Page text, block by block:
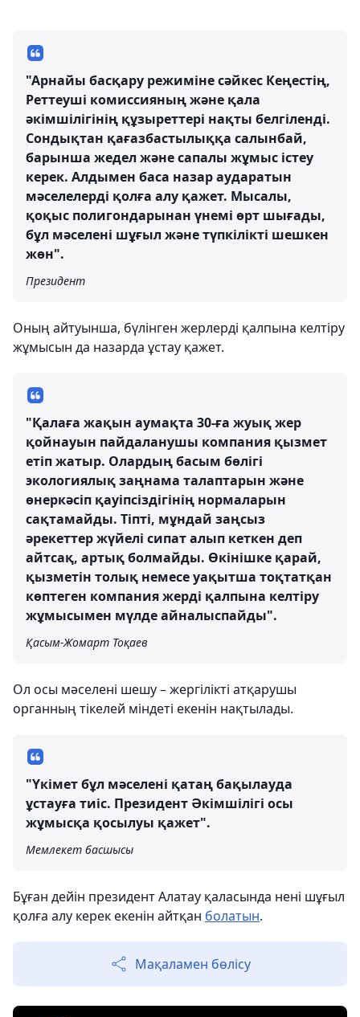
"Арнайы басқару режиміне сәйкес Кеңестің,
Реттеуші комиссияның және қала
әкімшілігінің құзыреттері нақты белгіленді.
Сондықтан қағазбастылыққа салынбай,
барынша жедел және сапалы жұмыс істеу
керек. Алдымен баса назар аударатын
мәселелерді қолға алу қажет. Мысалы,
қоқыс полигондарынан үнемі өрт шығады,
бұл мәселені шұғыл және түпкілікті шешкен
жөн".
Президент
Оның айтуынша, бүлінген жерлерді қалпына келтіру
жұмысын да назарда ұстау қажет.
"Қалаға жақын аумақта 30-ға жуық жер
қойнауын пайдаланушы компания қызмет
етіп жатыр. Олардың басым бөлігі
экологиялық заңнама талаптарын және
өнеркәсіп қауіпсіздігінің нормаларын
сақтамайды. Тіпті, мұндай заңсыз
әрекеттер жүйелі сипат алып кеткен деп
айтсақ, артық болмайды. Өкінішке қарай,
қызметін толық немесе уақытша тоқтатқан
көптеген компания жерді қалпына келтіру
жұмысымен мүлде айналыспайды".
Қасым-Жомарт Тоқаев
Ол осы мәселені шешу – жергілікті атқарушы
органның тікелей міндеті екенін нақтылады.
"Үкімет бұл мәселені қатаң бақылауда
ұстауға тиіс. Президент Әкімшілігі осы
жұмысқа қосылуы қажет".
Мемлекет басшысы
Бұған дейін президент Алатау қаласында нені шұғыл
қолға алу керек екенін айтқан болатын.
Мақаламен бөлісу